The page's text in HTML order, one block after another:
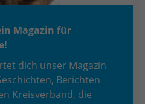
Magazin für
dich unser Magazin
Berichten
Kreisverband, die